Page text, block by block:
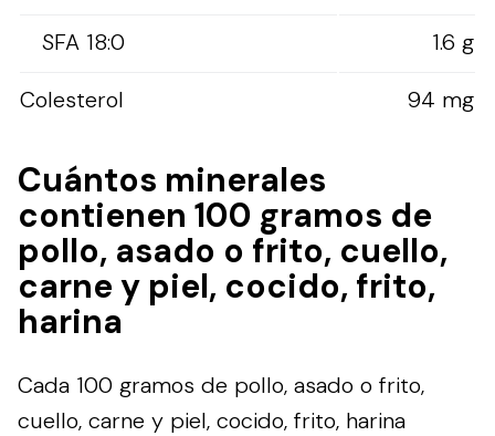
SFA 18:0
1.6 g
Colesterol
94 mg
Cuántos minerales
contienen 100 gramos de
pollo, asado o frito, cuello,
carne y piel, cocido, frito,
harina
Cada 100 gramos de pollo, asado o frito,
cuello, carne y piel, cocido, frito, harina